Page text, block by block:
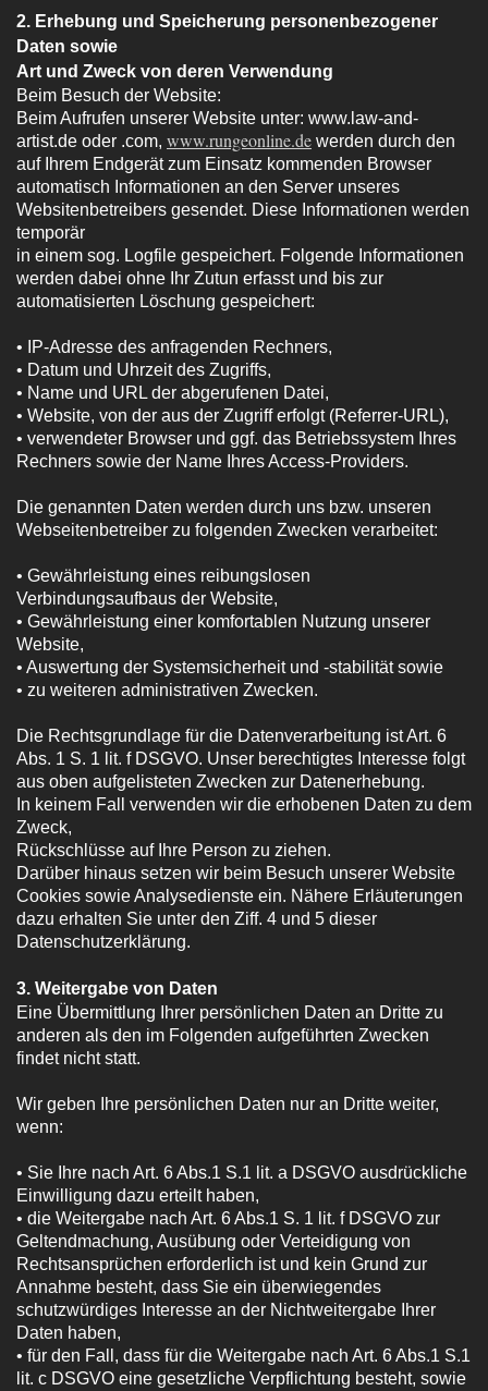
2. Erhebung und Speicherung personenbezogener
Daten sowie
Art und Zweck von deren Verwendung
Beim Besuch der Website:
Beim Aufrufen unserer Website unter: www.law-and-
artist.de oder .com, www.rungeonline.de werden durch den
auf Ihrem Endgerät zum Einsatz kommenden Browser
automatisch Informationen an den Server unseres
Websitenbetreibers gesendet. Diese Informationen werden
temporär
in einem sog. Logfile gespeichert. Folgende Informationen
werden dabei ohne Ihr Zutun erfasst und bis zur
automatisierten Löschung gespeichert:
• IP-Adresse des anfragenden Rechners,
• Datum und Uhrzeit des Zugriffs,
• Name und URL der abgerufenen Datei,
• Website, von der aus der Zugriff erfolgt (Referrer-URL),
• verwendeter Browser und ggf. das Betriebssystem Ihres
Rechners sowie der Name Ihres Access-Providers.
Die genannten Daten werden durch uns bzw. unseren
Webseitenbetreiber zu folgenden Zwecken verarbeitet:
• Gewährleistung eines reibungslosen
Verbindungsaufbaus der Website,
• Gewährleistung einer komfortablen Nutzung unserer
Website,
• Auswertung der Systemsicherheit und -stabilität sowie
• zu weiteren administrativen Zwecken.
Die Rechtsgrundlage für die Datenverarbeitung ist Art. 6
Abs. 1 S. 1 lit. f DSGVO. Unser berechtigtes Interesse folgt
aus oben aufgelisteten Zwecken zur Datenerhebung.
In keinem Fall verwenden wir die erhobenen Daten zu dem
Zweck,
Rückschlüsse auf Ihre Person zu ziehen.
Darüber hinaus setzen wir beim Besuch unserer Website
Cookies sowie Analysedienste ein. Nähere Erläuterungen
dazu erhalten Sie unter den Ziff. 4 und 5 dieser
Datenschutzerklärung.
3. Weitergabe von Daten
Eine Übermittlung Ihrer persönlichen Daten an Dritte zu
anderen als den im Folgenden aufgeführten Zwecken
findet nicht statt.
Wir geben Ihre persönlichen Daten nur an Dritte weiter,
wenn:
• Sie Ihre nach Art. 6 Abs.1 S.1 lit. a DSGVO ausdrückliche
Einwilligung dazu erteilt haben,
• die Weitergabe nach Art. 6 Abs.1 S. 1 lit. f DSGVO zur
Geltendmachung, Ausübung oder Verteidigung von
Rechtsansprüchen erforderlich ist und kein Grund zur
Annahme besteht, dass Sie ein überwiegendes
schutzwürdiges Interesse an der Nichtweitergabe Ihrer
Daten haben,
• für den Fall, dass für die Weitergabe nach Art. 6 Abs.1 S.1
lit. c DSGVO eine gesetzliche Verpflichtung besteht, sowie